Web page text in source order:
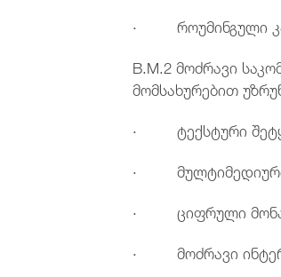
· როუმინგული
B.M.2 მოძრავი
მომსახურებით
· ტექსტური
· მულტიმედიური
· ციფრული
· მოძრავი